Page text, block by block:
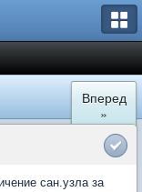
Вперед
»
сан.узла за